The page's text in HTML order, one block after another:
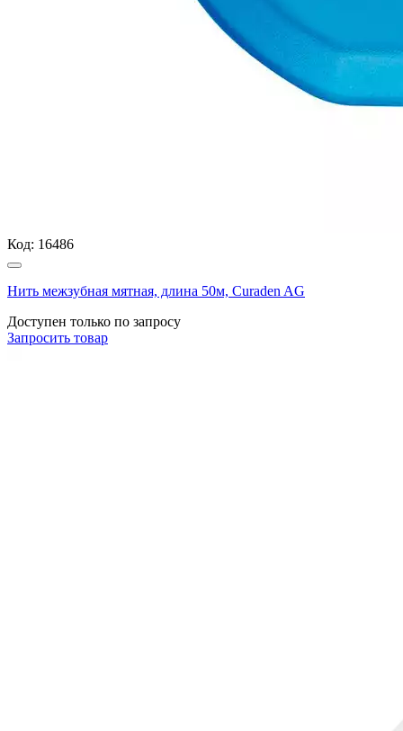
Код: 16486
Нить межзубная мятная, длина 50м, Curaden AG
Доступен только по запросу
Запросить товар